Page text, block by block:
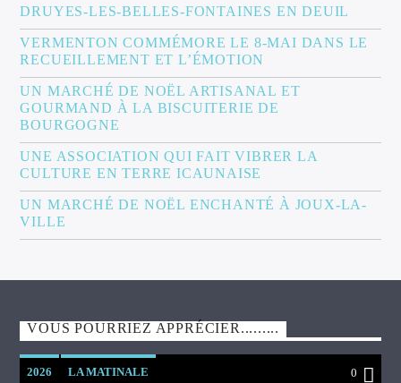
DRUYES-LES-BELLES-FONTAINES EN DEUIL
VERMENTON COMMÉMORE LE 8-MAI DANS LE
RECUEILLEMENT ET L’ÉMOTION
UN MARCHÉ DE NOËL ARTISANAL ET
GOURMAND À LA BISCUITERIE DE
BOURGOGNE
UNE ASSOCIATION QUI FAIT VIBRER LA
CULTURE EN TERRE ICAUNAISE
UN MARCHÉ DE NOËL ENCHANTÉ À JOUX-LA-
VILLE
VOUS POURRIEZ APPRÉCIER.........
2026 LA MATINALE 0